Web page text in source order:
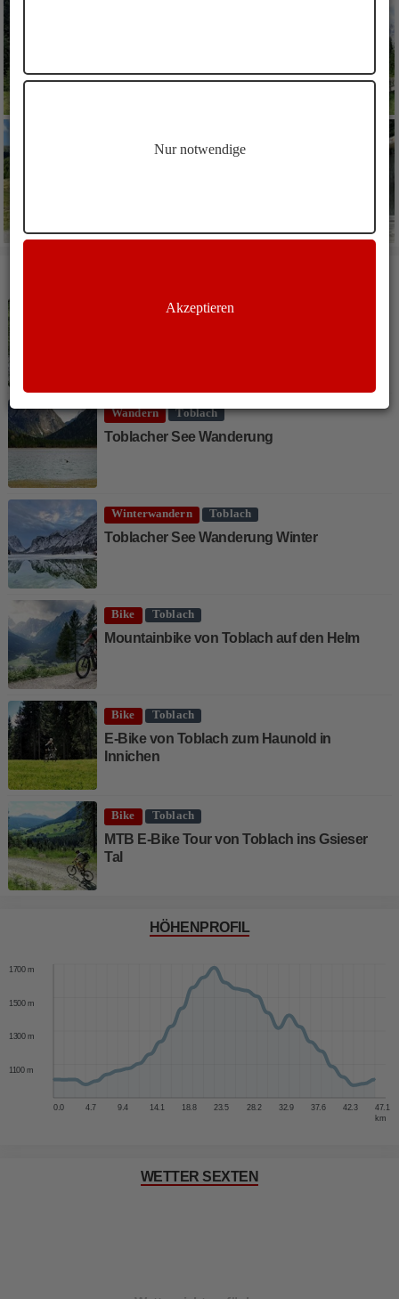
Toblach
Wandern Toblach
Toblacher See Wanderung
Winterwandern Toblach
Toblacher See Wanderung Winter
Bike Toblach
Mountainbike von Toblach auf den Helm
Bike Toblach
E-Bike von Toblach zum Haunold in
Innichen
Bike Toblach
MTB E-Bike Tour von Toblach ins Gsieser
Tal
HÖHENPROFIL
0.0 4.7 9.4 14.1 18.8 23.5 28.2 32.9 37.6 42.3
47.1
km
1100 m
1300 m
1500 m
1700 m
WETTER SEXTEN
Nur notwendige
Akzeptieren